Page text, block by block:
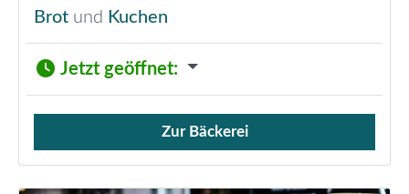
Brot und Kuchen
Jetzt geöffnet:
Verkauf von Brötchen,
Zur Bäckerei